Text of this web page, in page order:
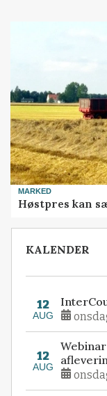
MARKED
Høstpres kan
KALENDER
12
AUG
12
AUG